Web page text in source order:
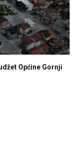
Općine Gornji